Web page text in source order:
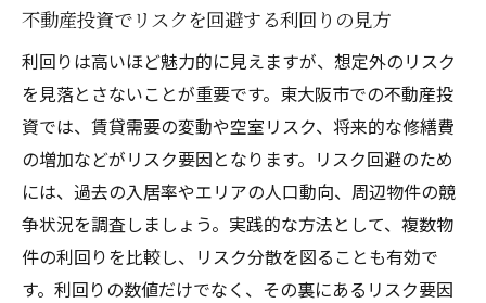
不動産投資でリスクを回避する利回りの見方
利回りは高いほど魅力的に見えますが、想定外のリスク
を見落とさないことが重要です。東大阪市での不動産投
資では、賃貸需要の変動や空室リスク、将来的な修繕費
の増加などがリスク要因となります。リスク回避のため
には、過去の入居率やエリアの人口動向、周辺物件の競
争状況を調査しましょう。実践的な方法として、複数物
件の利回りを比較し、リスク分散を図ることも有効で
す。利回りの数値だけでなく、その裏にあるリスク要因